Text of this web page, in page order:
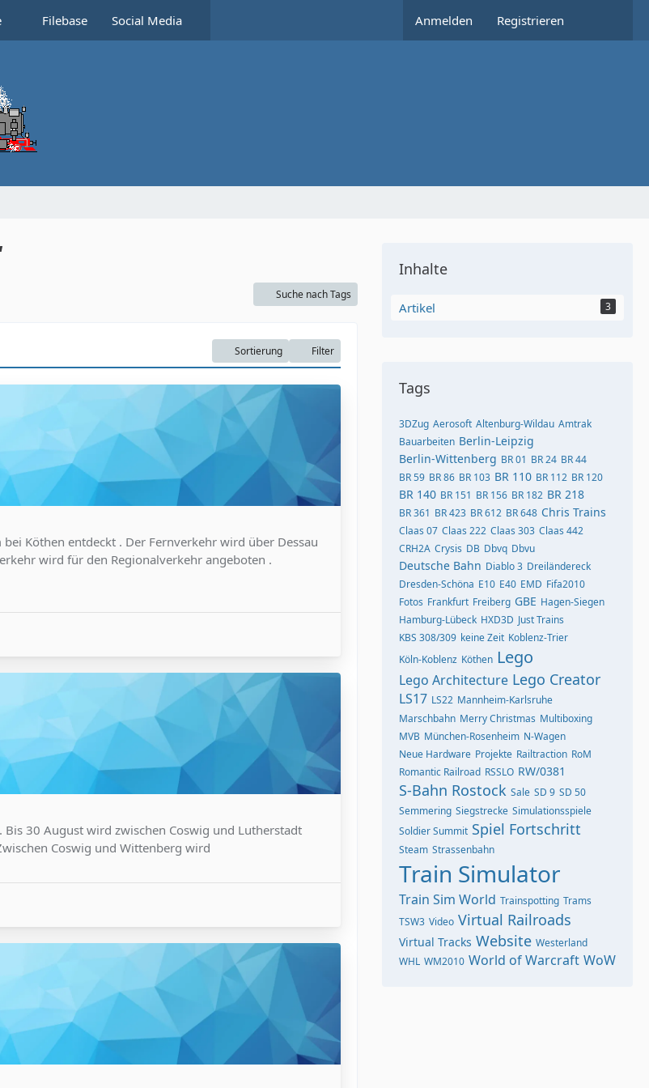
Filebase Social Media Anmelden Registrieren
Suche nach Tags
Sortierung Filter
Köthen entdeckt . Der Fernverkehr wird über Dessau
wird für den Regionalverkehr angeboten .
30 August wird zwischen Coswig und Lutherstadt
Coswig und Wittenberg wird
Inhalte
Artikel 3
Tags
3DZug Aerosoft Altenburg-Wildau Amtrak
Bauarbeiten Berlin-Leipzig
Berlin-Wittenberg BR 01 BR 24 BR 44
BR 59 BR 86 BR 103 BR 110 BR 112 BR 120
BR 140 BR 151 BR 156 BR 182 BR 218
BR 361 BR 423 BR 612 BR 648 Chris Trains
Claas 07 Claas 222 Claas 303 Claas 442
CRH2A Crysis DB Dbvq Dbvu
Deutsche Bahn Diablo 3 Dreiländereck
Dresden-Schöna E10 E40 EMD Fifa2010
Fotos Frankfurt Freiberg GBE Hagen-Siegen
Hamburg-Lübeck HXD3D Just Trains
KBS 308/309 keine Zeit Koblenz-Trier
Köln-Koblenz Köthen Lego
Lego Architecture Lego Creator
LS17 LS22 Mannheim-Karlsruhe
Marschbahn Merry Christmas Multiboxing
MVB München-Rosenheim N-Wagen
Neue Hardware Projekte Railtraction RoM
Romantic Railroad RSSLO RW/0381
S-Bahn Rostock Sale SD 9 SD 50
Semmering Siegstrecke Simulationsspiele
Soldier Summit Spiel Fortschritt
Steam Strassenbahn
Train Simulator
Train Sim World Trainspotting Trams
TSW3 Video Virtual Railroads
Virtual Tracks Website Westerland
WHL WM2010 World of Warcraft WoW